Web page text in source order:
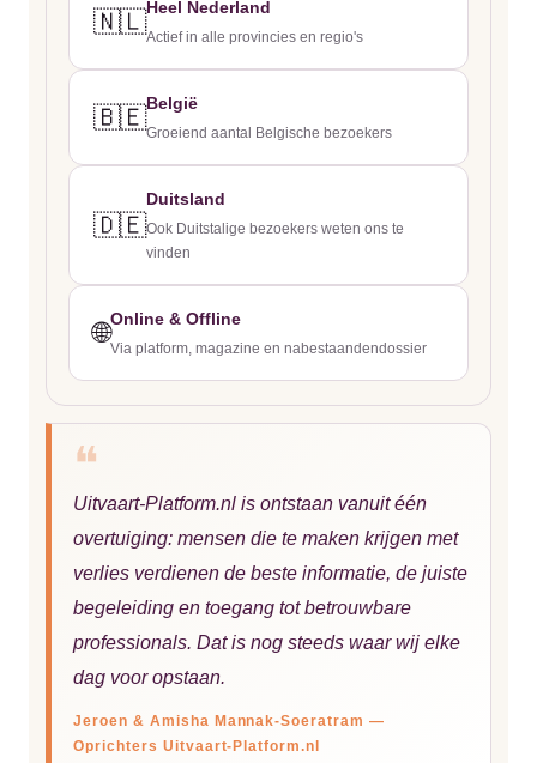
🇳🇱Heel Nederland
Actief in alle provincies en regio's
🇧🇪België
Groeiend aantal Belgische bezoekers
🇩🇪
Duitsland
Ook Duitstalige bezoekers weten ons te
vinden
🌐Online & Offline
Via platform, magazine en nabestaandendossier
❝
Uitvaart-Platform.nl is ontstaan vanuit één
overtuiging: mensen die te maken krijgen met
verlies verdienen de beste informatie, de juiste
begeleiding en toegang tot betrouwbare
professionals. Dat is nog steeds waar wij elke
dag voor opstaan.
Jeroen & Amisha Mannak-Soeratram —
Oprichters Uitvaart-Platform.nl